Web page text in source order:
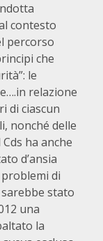
contesto
percorso
che
le
relazione
di ciascun
nonché delle
ha anche
d’ansia
di
stato
una
la